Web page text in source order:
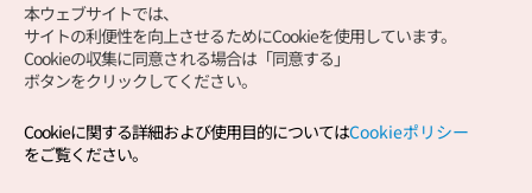
Copyright (c) Korea Tourism Organization All Rights
本ウェブサイトでは、
サイトの利便性を向上させるためにCookieを使用しています。
Cookieの収集に同意される場合は「同意する」
ボタンをクリックしてください。
Cookieに関する詳細および使用目的についてはCookieポリシー
をご覧ください。